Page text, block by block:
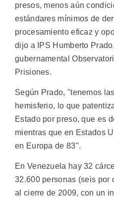
presos, menos aún
estándares mínimos de
procesamiento eficaz y
dijo a IPS Humberto
gubernamental
Prisiones.
Según Prado, "tenemos
hemisferio, lo que
Estado por preso, que es
mientras que en Estados
en Europa de 83".
En Venezuela hay 32
32.600 personas (seis por
al cierre de 2009, con un